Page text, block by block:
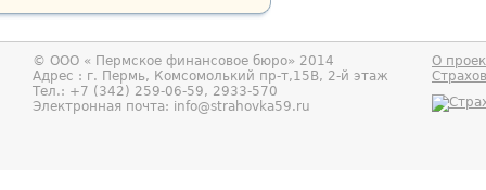
© ООО « Пермское финансовое бюро» 2014
Адрес : г. Пермь, Комсомолький пр-т,15В, 2-й этаж
Тел.: +7 (342) 259-06-59, 2933-570
Электронная почта: info@strahovka59.ru
О